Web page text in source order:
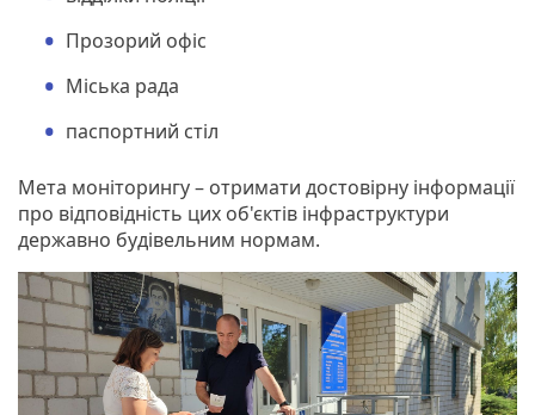
Прозорий офіс
Міська рада
паспортний стіл
Мета моніторингу – отримати достовірну інформації
про відповідність цих об'єктів інфраструктури
державно будівельним нормам.